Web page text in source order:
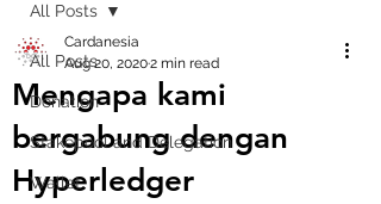
All Posts
Donation
Stakepool and Delegation
Wallet
All Posts
Mengapa kami
bergabung dengan
Hyperledger
Cardanesia
Aug 20, 20202 min read